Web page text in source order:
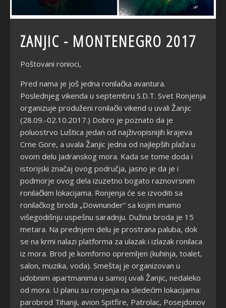
ZANJIC - MONTENEGRO 2017
Poštovani ronioci,
Pred nama je još jedna ronilačka avantura.
Poslednjeg vikenda u septembru S.D.T. Svet Ronjenja
organizuje produženi ronilački vikend u uvali Žanjic
(28.09.-02.10.2017.) Dobro je poznato da je
poluostrvo Luštica jedan od najživopisnijih krajeva
Crne Gore, a uvala Žanjic jedna od najlepših plaža u
ovom delu Jadranskog mora. Kada se tome doda i
istorijski značaj ovog područja, jasno je da je i
podmorje ovog dela izuzetno bogato raznovrsnim
ronilačkim lokacijama. Ronjenja će se izvoditi sa
ronilačkog broda „Downunder“ sa kojim imamo
višegodišnju uspešnu saradnju. Dužina broda je 15
metara. Na prednjem delu je prostrana paluba, dok
se na krmi nalazi platforma za ulazak i izlazak ronilaca
iz mora. Brod je komforno opremljen (kuhinja, toalet,
salon, muzika, voda). Smeštaj je organizovan u
udobnim apartmanima u samoj uvali Žanjic, nedaleko
od mora. U planu su ronjenja na sledećim lokacijama:
parobrod Tihanji, avion Spitfire, Patrolac, Posejdonov